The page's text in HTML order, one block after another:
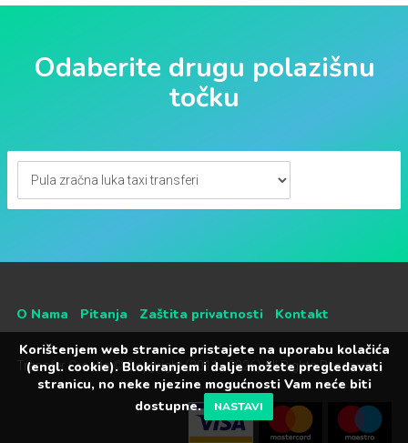
Odaberite drugu polazišnu
točku
O Nama Pitanja Zaštita privatnosti Kontakt
Transfer Croatia © Copyright (2011 - 2026) All Rights Reserved
Korištenjem web stranice pristajete na uporabu kolačića
(engl. cookie). Blokiranjem i dalje možete pregledavati
stranicu, no neke njezine mogućnosti Vam neće biti
dostupne.
NASTAVI